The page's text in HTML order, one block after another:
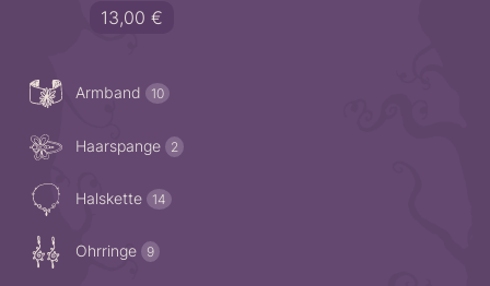
13,00€
Armband 10Produkte
Haarspange 2Produkte
Halskette 14Produkte
Ohrringe 9Produkte